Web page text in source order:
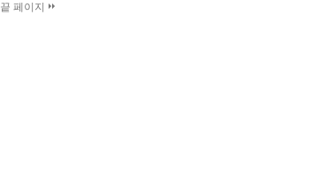
끝 페이지